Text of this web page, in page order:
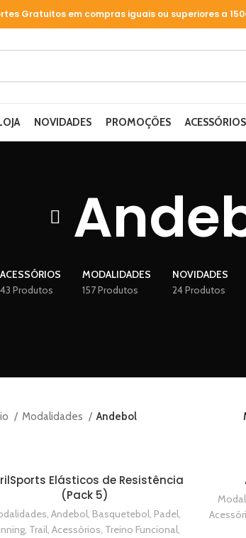
Gratuitos em compras iguais ou superiores a
NOVIDADES PROMOÇÕES ACESSÓRIOS
ACESSÓRIOS
43 Produtos
MODALIDADES
157 Produtos
NOVIDADES
24 Produtos
Modalidades Andebol
ADICIONAR
Elásticos de Resistência
(Pack 5)
,Andebol, Basquetebol, Padel,
, Trail,Acessórios, Treino Funcional,